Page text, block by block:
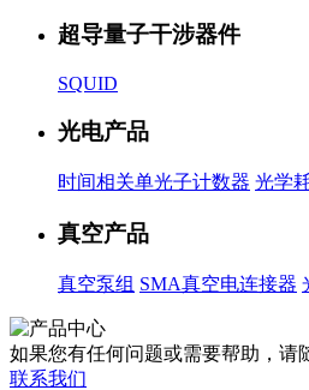
超导量子干涉器件
SQUID
光电产品
时间相关单光子计数器 光学
真空产品
真空泵组 SMA真空电连接器
如果您有任何问题或需要帮助，请
联系我们